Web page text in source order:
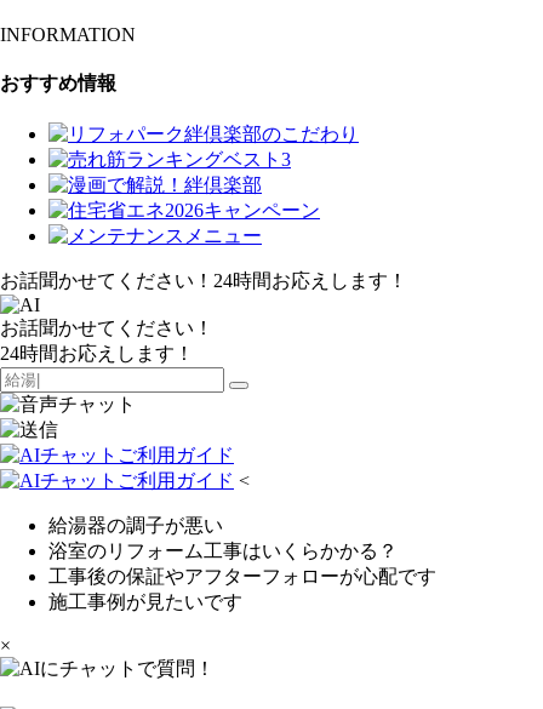
INFORMATION
おすすめ情報
お話聞かせてください！24時間お応えします！
お話聞かせてください！
24時間お応えします！
<
給湯器の調子が悪い
浴室のリフォーム工事はいくらかかる？
工事後の保証やアフターフォローが心配です
施工事例が見たいです
×